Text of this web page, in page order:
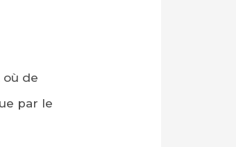
où de
par le